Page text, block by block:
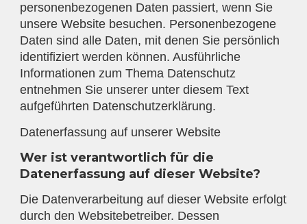
personenbezogenen Daten passiert, wenn Sie
unsere Website besuchen. Personenbezogene
Daten sind alle Daten, mit denen Sie persönlich
identifiziert werden können. Ausführliche
Informationen zum Thema Datenschutz
entnehmen Sie unserer unter diesem Text
aufgeführten Datenschutzerklärung.
Datenerfassung auf unserer Website
Wer ist verantwortlich für die
Datenerfassung auf dieser Website?
Die Datenverarbeitung auf dieser Website erfolgt
durch den Websitebetreiber. Dessen